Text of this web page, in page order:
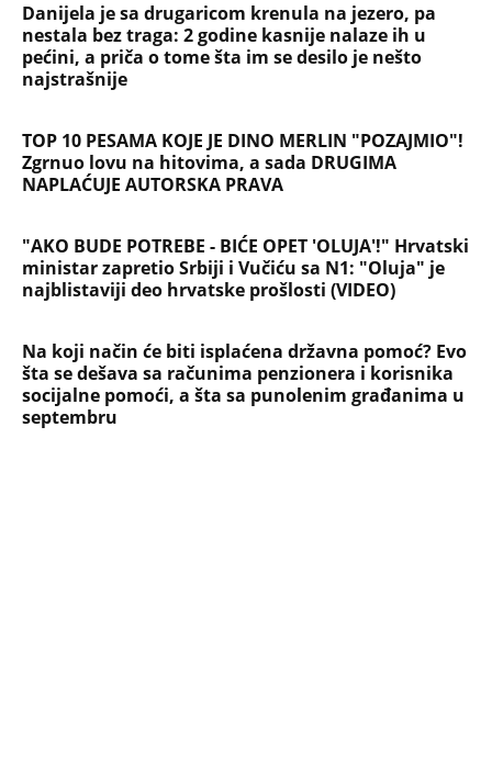
Danijela je sa drugaricom krenula na jezero, pa
nestala bez traga: 2 godine kasnije nalaze ih u
pećini, a priča o tome šta im se desilo je nešto
najstrašnije
TOP 10 PESAMA KOJE JE DINO MERLIN "POZAJMIO"!
Zgrnuo lovu na hitovima, a sada DRUGIMA
NAPLAĆUJE AUTORSKA PRAVA
"AKO BUDE POTREBE - BIĆE OPET 'OLUJA'!" Hrvatski
ministar zapretio Srbiji i Vučiću sa N1: "Oluja" je
najblistaviji deo hrvatske prošlosti (VIDEO)
Na koji način će biti isplaćena državna pomoć? Evo
šta se dešava sa računima penzionera i korisnika
socijalne pomoći, a šta sa punolenim građanima u
septembru